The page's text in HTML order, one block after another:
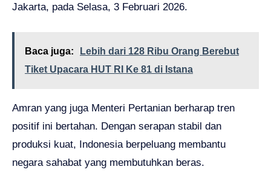
Jakarta, pada Selasa, 3 Februari 2026.
Baca juga:
Lebih dari 128 Ribu Orang Berebut
Tiket Upacara HUT RI Ke 81 di Istana
Amran yang juga Menteri Pertanian berharap tren
positif ini bertahan. Dengan serapan stabil dan
produksi kuat, Indonesia berpeluang membantu
negara sahabat yang membutuhkan beras.